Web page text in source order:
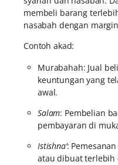
membeli barang
nasabah dengan
Contoh akad:
Murabahah: Jual
keuntungan yang
awal.
Salam: Pembelian
pembayaran di
Istishna’:
atau dibuat terlebih